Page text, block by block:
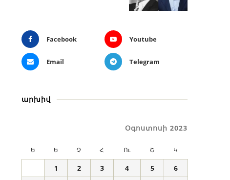
Facebook Youtube
Email Telegram
արխիվ
Օգոստոսի 2023
Ե Ե Չ Հ Ու Շ Կ
1 2 3 4 5
6